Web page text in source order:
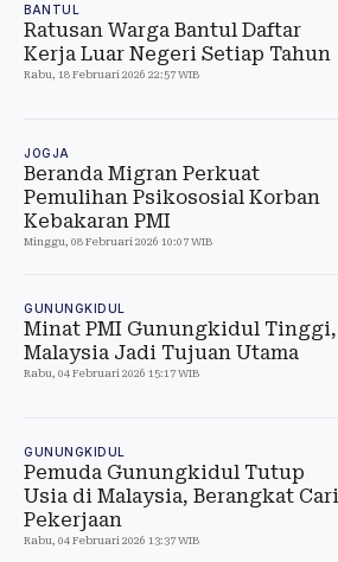
BANTUL
Ratusan Warga Bantul Daftar
Kerja Luar Negeri Setiap Tahun
Rabu, 18 Februari 2026 22:57 WIB
JOGJA
Beranda Migran Perkuat
Pemulihan Psikososial Korban
Kebakaran PMI
Minggu, 08 Februari 2026 10:07 WIB
GUNUNGKIDUL
Minat PMI Gunungkidul Tinggi,
Malaysia Jadi Tujuan Utama
Rabu, 04 Februari 2026 15:17 WIB
GUNUNGKIDUL
Pemuda Gunungkidul Tutup
Usia di Malaysia, Berangkat Cari
Pekerjaan
Rabu, 04 Februari 2026 13:37 WIB